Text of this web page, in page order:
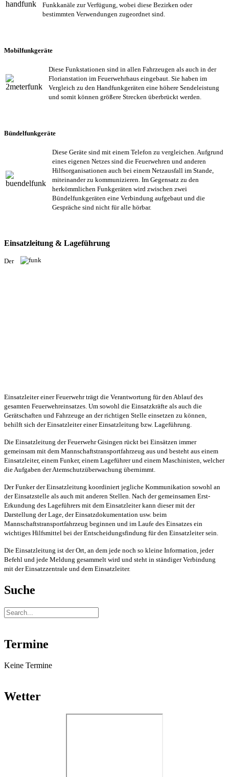
Funkkanäle zur Verfügung, wobei diese Bezirken oder
bestimmten Verwendungen zugeordnet sind.
Mobilfunkgeräte
Diese Funkstationen sind in allen Fahrzeugen als auch in der
Florianstation im Feuerwehrhaus eingebaut. Sie haben im
Vergleich zu den Handfunkgeräten eine höhere Sendeleistung
und somit können größere Strecken überbrückt werden.
Bündelfunkgeräte
Diese Geräte sind mit einem Telefon zu vergleichen. Aufgrund
eines eigenen Netzes sind die Feuerwehren und anderen
Hilfsorganisationen auch bei einem Netzausfall im Stande,
miteinander zu kommunizieren. Im Gegensatz zu den
herkömmlichen Funkgeräten wird zwischen zwei
Bündelfunkgeräten eine Verbindung aufgebaut und die
Gespräche sind nicht für alle hörbar.
Einsatzleitung & Lageführung
Der
Einsatzleiter einer Feuerwehr trägt die Verantwortung für den Ablauf des
gesamten Feuerwehreinsatzes. Um sowohl die Einsatzkräfte als auch die
Gerätschaften und Fahrzeuge an der richtigen Stelle einsetzen zu können,
behilft sich der Einsatzleiter einer Einsatzleitung bzw. Lageführung.
Die Einsatzleitung der Feuerwehr Gisingen rückt bei Einsätzen immer
gemeinsam mit dem Mannschaftstransportfahrzeug aus und besteht aus einem
Einsatzleiter, einem Funker, einem Lageführer und einem Maschinisten, welcher
die Aufgaben der Atemschutzüberwachung übernimmt.
Der Funker der Einsatzleitung koordiniert jegliche Kommunikation sowohl an
der Einsatzstelle als auch mit anderen Stellen. Nach der gemeinsamen Erst-
Erkundung des Lageführers mit dem Einsatzleiter kann dieser mit der
Darstellung der Lage, der Einsatzdokumentation usw. beim
Mannschaftstransportfahrzeug beginnen und im Laufe des Einsatzes ein
wichtiges Hilfsmittel bei der Entscheidungsfindung für den Einsatzleiter sein.
Die Einsatzleitung ist der Ort, an dem jede noch so kleine Information, jeder
Befehl und jede Meldung gesammelt wird und steht in ständiger Verbindung
mit der Einsatzzentrale und dem Einsatzleiter.
Suche
Termine
Keine Termine
Wetter